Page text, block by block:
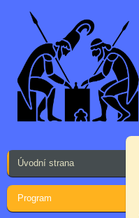
Úvodní strana
Program